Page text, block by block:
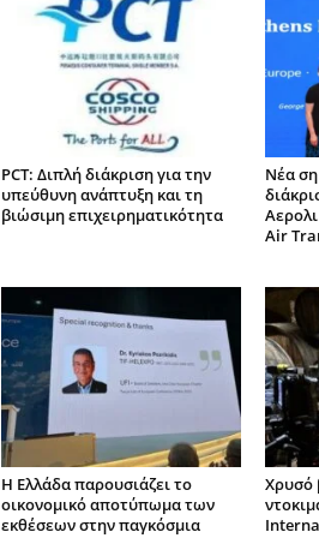
PCT: Διπλή διάκριση για την
υπεύθυνη ανάπτυξη και τη
βιώσιμη επιχειρηματικότητα
Νέα
Air
Η Ελλάδα παρουσιάζει το
οικονομικό αποτύπωμα των
εκθέσεων στην παγκόσμια
Χρυσό